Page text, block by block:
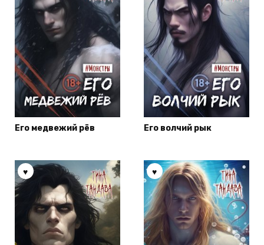
Его медвежий рёв Его волчий рык